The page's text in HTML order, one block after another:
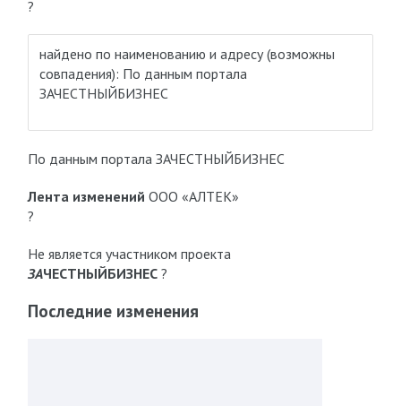
?
найдено по наименованию и адресу(возможны
совпадения): По данным портала
ЗАЧЕСТНЫЙБИЗНЕС
По данным портала ЗАЧЕСТНЫЙБИЗНЕС
Лента изменений ООО «АЛТЕК»
?
Не является участником проекта
ЗАЧЕСТНЫЙБИЗНЕС?
Последние изменения